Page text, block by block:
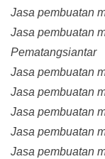
Jasa pembuatan
Jasa pembuatan
Pematangsiantar
Jasa pembuatan
Jasa pembuatan
Jasa pembuatan
Jasa pembuatan
Jasa pembuatan